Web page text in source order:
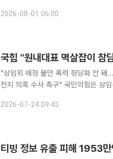
있어 이용자 역시 본인에게 맞는 특약
2026-08-01 06:00
국힘 "원내대표 멱살잡이
"상임위 배정 불만 폭력 정당화 안 돼
천지 의혹 수사 촉구" 국민의힘은 상임위원회 배정을 둘러싼 권영진(재선, 대구 달서병) 의원과 정점
2026-07-24 09:45
티빙 정보 유출 피해 1953